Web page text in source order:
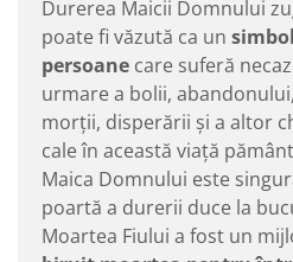
Durerea Maicii Domnului
poate fi văzută ca un
persoane care suferă
urmare a bolii,
morții, disperării și a altor
cale în această viață
Maica Domnului este
poartă a durerii duce la
Moartea Fiului a fost un